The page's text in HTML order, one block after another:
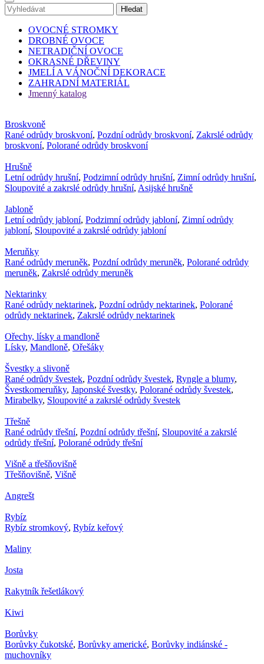
OVOCNÉ STROMKY
DROBNÉ OVOCE
NETRADIČNÍ OVOCE
OKRASNÉ DŘEVINY
JMELÍ A VÁNOČNÍ DEKORACE
ZAHRADNÍ MATERIÁL
Jmenný katalog
Broskvoně
Rané odrůdy broskvoní, Pozdní odrůdy broskvoní, Zakrslé odrůdy
broskvoní, Polorané odrůdy broskvoní
Hrušně
Letní odrůdy hrušní, Podzimní odrůdy hrušní, Zimní odrůdy hrušní,
Sloupovité a zakrslé odrůdy hrušní, Asijské hrušně
Jabloně
Letní odrůdy jabloní, Podzimní odrůdy jabloní, Zimní odrůdy
jabloní, Sloupovité a zakrslé odrůdy jabloní
Meruňky
Rané odrůdy meruněk, Pozdní odrůdy meruněk, Polorané odrůdy
meruněk, Zakrslé odrůdy meruněk
Nektarinky
Rané odrůdy nektarinek, Pozdní odrůdy nektarinek, Polorané
odrůdy nektarinek, Zakrslé odrůdy nektarinek
Ořechy, lísky a mandloně
Lísky, Mandloně, Ořešáky
Švestky a slivoně
Rané odrůdy švestek, Pozdní odrůdy švestek, Ryngle a blumy,
Švestkomeruňky, Japonské švestky, Polorané odrůdy švestek,
Mirabelky, Sloupovité a zakrslé odrůdy švestek
Třešně
Rané odrůdy třešní, Pozdní odrůdy třešní, Sloupovité a zakrslé
odrůdy třešní, Polorané odrůdy třešní
Višně a třešňovišně
Třešňovišně, Višně
Angrešt
Rybíz
Rybíz stromkový, Rybíz keřový
Maliny
Josta
Rakytník řešetlákový
Kiwi
Borůvky
Borůvky čukotské, Borůvky americké, Borůvky indiánské -
muchovníky